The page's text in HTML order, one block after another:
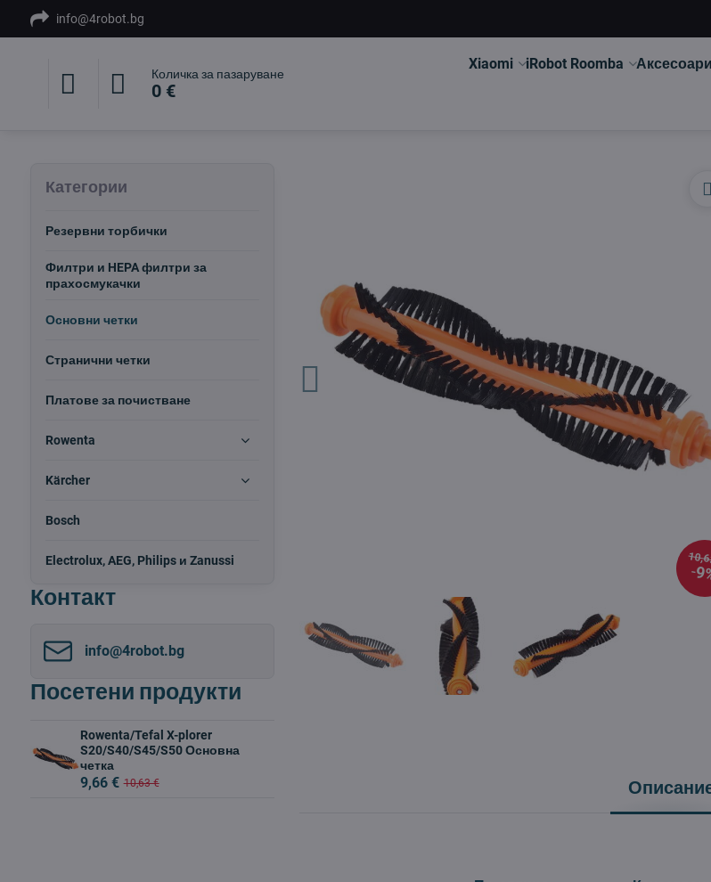
info@4robot.bg
Количка за пазаруване
0 €
Xiaomi iRobot Roomba
Категории
Резервни торбички
Филтри и HEPA филтри за
прахосмукачки
Основни четки
Странични четки
Платове за почистване
Rowenta
Kärcher
Bosch
Electrolux, AEG, Philips и Zanussi
Контакт
info​@4robot​.bg
Посетени продукти
Rowenta/Tefal X-plorer
S20/S40/S45/S50 Основна
четка
9,66 € 10,63 €